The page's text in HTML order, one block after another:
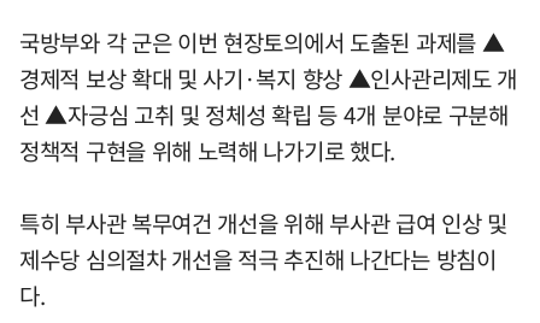
국방부와 각 군은 이번 현장토의에서 도출된 과제를 ▲
경제적 보상 확대 및 사기·복지 향상 ▲인사관리제도 개
선 ▲자긍심 고취 및 정체성 확립 등 4개 분야로 구분해
정책적 구현을 위해 노력해 나가기로 했다.
특히 부사관 복무여건 개선을 위해 부사관 급여 인상 및
제수당 심의절차 개선을 적극 추진해 나간다는 방침이
다.